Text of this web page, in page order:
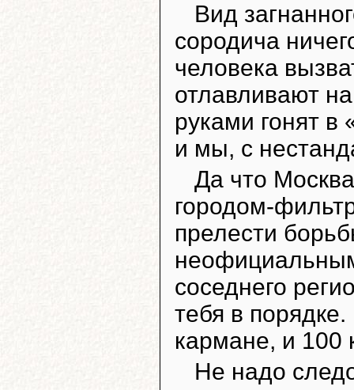
Вид
сородича
человека
отлавливают
руками гонят в
и мы, с
Да что
городом-
прелести
соседнего
тебя в
кармане, и 100
Не надо